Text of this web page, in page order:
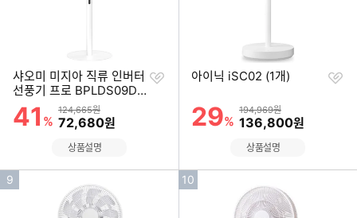
샤오미 미지아 직류 인버터
선풍기 프로 BPLDS09D
M (해외구매)
할인률
41 %
상품금액
124,665원
할인금액
72,680원
찜
상품설명
아이닉 iSC02 (1개)
할인률
29%
상품금액
194,969원
할인금액
136,800원
찜
상품설명
인
9
인
10